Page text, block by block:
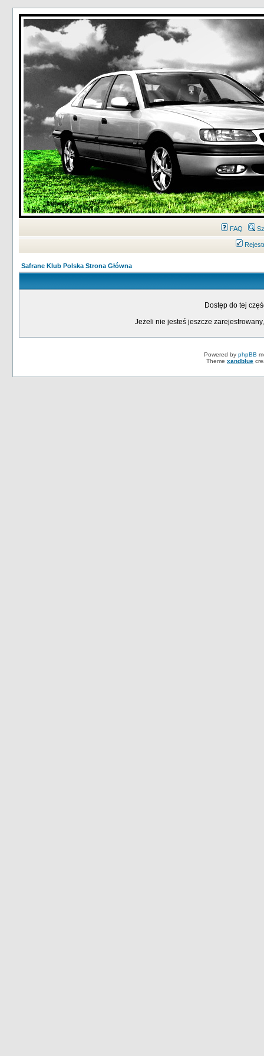
FAQ
Safrane Klub Polska Strona Główna
Dostęp do tej
Jeżeli nie jesteś jeszcze
Powered by phpBB
Theme xandblue